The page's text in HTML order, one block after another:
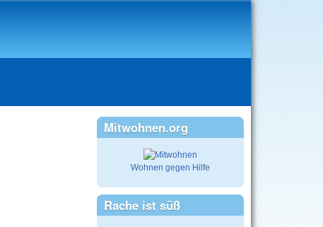
Mitwohnen.org
Wohnen gegen Hilfe
Rache ist süß